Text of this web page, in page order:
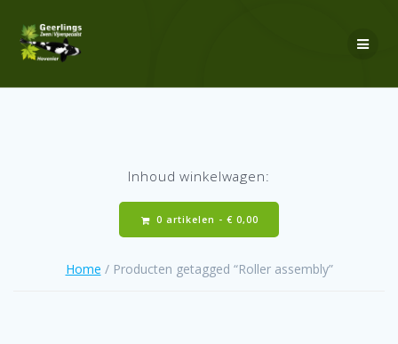
Inhoud winkelwagen:
0 artikelen - € 0,00
Home / Producten getagged “Roller assembly”